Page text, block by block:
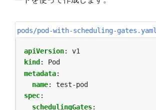
pods/pod-with-scheduling-gates.yaml
apiVersion:
v1
kind :
Pod
metadata:
name:
test-pod
spec:
schedulingGates: